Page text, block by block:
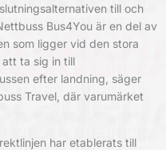
till och
Bus4You är en del av
som ligger vid den stora
ta sig in till
efter landning, säger
Travel, där varumärket
har etablerats till